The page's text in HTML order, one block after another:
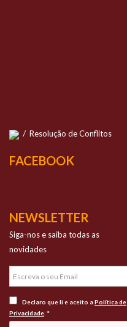
/ Resolução de Conflitos
FACEBOOK
NEWSLETTER
Siga-nos e saiba todas as
novidades
Declaro que li e aceito aPolítica de
Privacidade . *